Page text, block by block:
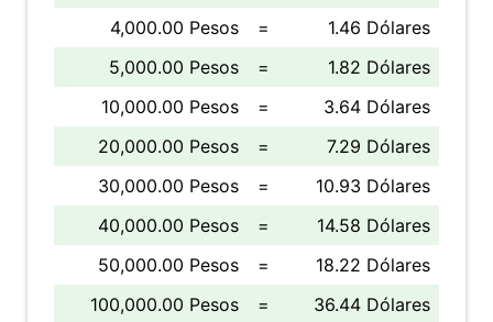
4,000.00 Pesos
=
1.46 Dólares
5,000.00 Pesos
=
1.82 Dólares
10,000.00 Pesos
=
3.64 Dólares
20,000.00 Pesos
=
7.29 Dólares
30,000.00 Pesos
=
10.93 Dólares
40,000.00 Pesos
=
14.58 Dólares
50,000.00 Pesos
=
18.22 Dólares
100,000.00 Pesos
= 36.44 Dólares